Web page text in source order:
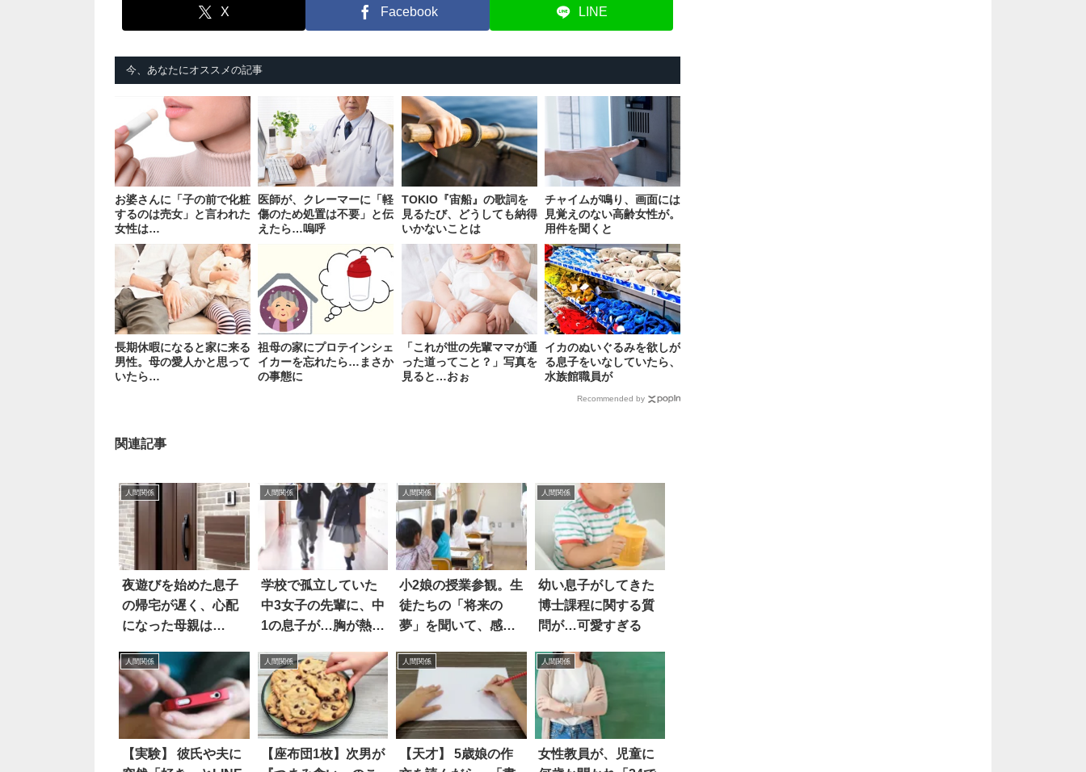
X Facebook LINE
今、あなたにオススメの記事
お婆さんに「子の前で化粧
するのは売女」と言われた
女性は…
医師が、クレーマーに「軽
傷のため処置は不要」と伝
えたら…嗚呼
TOKIO『宙船』の歌詞を
見るたび、どうしても納得
いかないことは
チャイムが鳴り、画面には
見覚えのない高齢女性が。
用件を聞くと
長期休暇になると家に来る
男性。母の愛人かと思って
いたら…
祖母の家にプロテインシェ
イカーを忘れたら…まさか
の事態に
「これが世の先輩ママが通
った道ってこと？」写真を
見ると…おぉ
イカのぬいぐるみを欲しが
る息子をいなしていたら、
水族館職員が
Recommended by
関連記事
人間関係
夜遊びを始めた息子
の帰宅が遅く、心配
になった母親は…
人間関係
学校で孤立していた
中3女子の先輩に、中
1の息子が…胸が熱く
人間関係
小2娘の授業参観。生
徒たちの「将来の
夢」を聞いて、感心
人間関係
幼い息子がしてきた
博士課程に関する質
問が…可愛すぎる
人間関係
【実験】 彼氏や夫に
人間関係
【座布団1枚】次男が
人間関係
【天才】 5歳娘の作
人間関係
女性教員が、児童に